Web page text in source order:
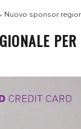
Nuovo sponsor